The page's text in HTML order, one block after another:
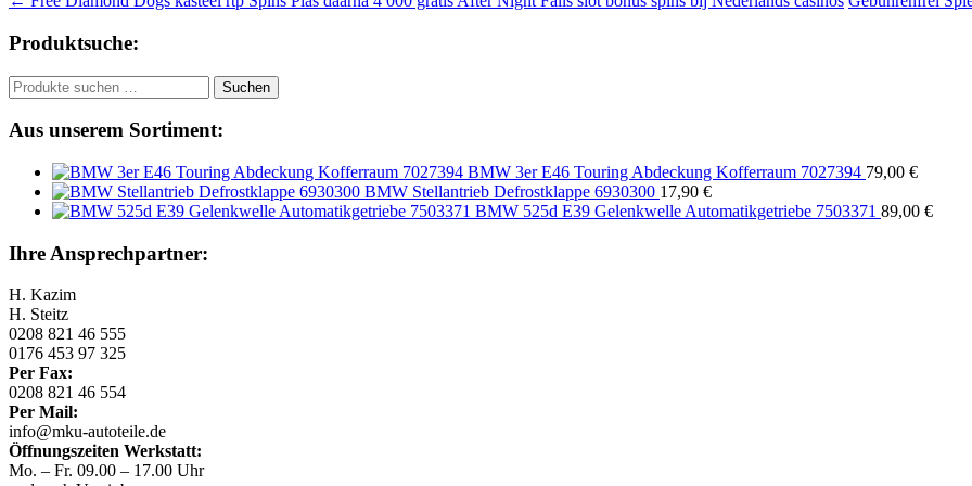
Produktsuche:
Suchen
nach:
Suchen
Aus unserem Sortiment:
BMW 3er E46 Touring Abdeckung Kofferraum 7027394 79,00 €
BMW Stellantrieb Defrostklappe 6930300 17,90 €
BMW 525d E39 Gelenkwelle Automatikgetriebe 7503371 89,00 €
Ihre Ansprechpartner:
H. Kazim
H. Steitz
0208 821 46 555
0176 453 97 325
Per Fax:
0208 821 46 554
Per Mail:
info@mku-autoteile.de
Öffnungszeiten Werkstatt:
Mo. – Fr. 09.00 – 17.00 Uhr